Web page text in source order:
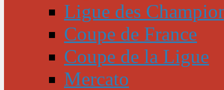
Ligue des
Coupe de France
Coupe de la Ligue
Mercato